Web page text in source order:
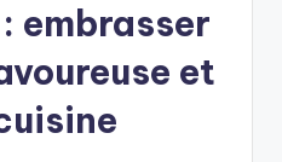
embrasser
et